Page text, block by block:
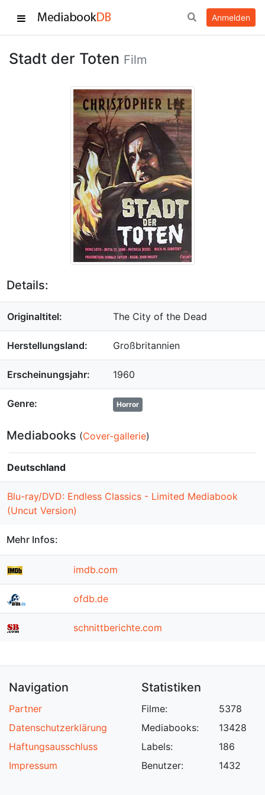
Anmelden
Stadt der Toten Film
Details:
Originaltitel: The City of the Dead
Herstellungsland: Großbritannien
Erscheinungsjahr: 1960
Genre: Horror
Mediabooks (Cover-gallerie)
Deutschland
Blu-ray/DVD: Endless Classics - Limited Mediabook
(Uncut Version)
Mehr Infos:
imdb.com
ofdb.de
schnittberichte.com
Navigation
Partner
Datenschutzerklärung
Haftungsausschluss
Impressum
Statistiken
Filme:
Mediabooks:
Labels:
Benutzer:
5378
13428
186
1432